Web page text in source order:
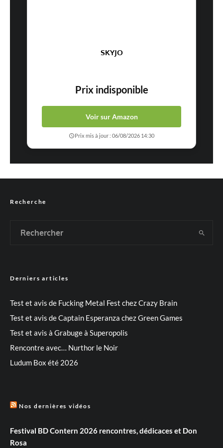
SKYJO
Prix indisponible
Voir sur Amazon
Prix mis à jour : 06/08/2026 14:30
Recherche
Derniers articles
Test et avis de Fucking Metal Fest chez Crazy Brain
Test et avis de Captain Esperanza chez Green Games
Test et avis à Grabuge à Superopolis
Rencontre avec… Nurthor le Noir
Ludum Box été 2026
Nos dernières vidéos
Festival BD Contern 2026 rencontres, dédicaces et Don
Rosa